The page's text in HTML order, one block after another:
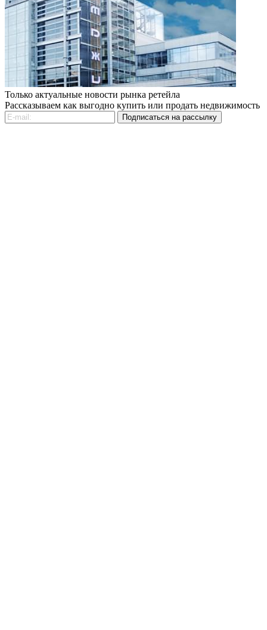
Только актуальные новости рынка ретейла
Рассказываем как выгодно купить или продать недвижимость